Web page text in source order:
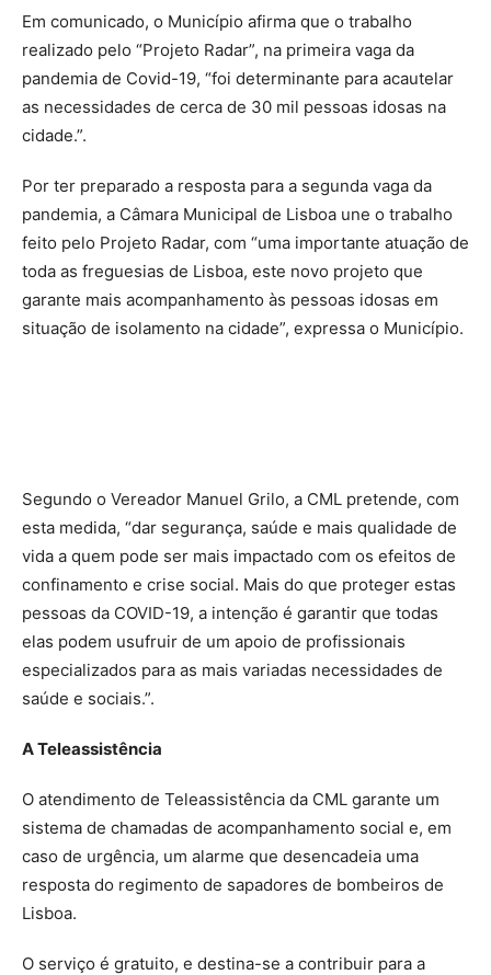
Em comunicado, o Município afirma que o trabalho
realizado pelo “Projeto Radar”, na primeira vaga da
pandemia de Covid-19, “foi determinante para acautelar
as necessidades de cerca de 30 mil pessoas idosas na
cidade.”.
Por ter preparado a resposta para a segunda vaga da
pandemia, a Câmara Municipal de Lisboa une o trabalho
feito pelo Projeto Radar, com “uma importante atuação de
toda as freguesias de Lisboa, este novo projeto que
garante mais acompanhamento às pessoas idosas em
situação de isolamento na cidade”, expressa o Município.
Segundo o Vereador Manuel Grilo, a CML pretende, com
esta medida, “dar segurança, saúde e mais qualidade de
vida a quem pode ser mais impactado com os efeitos de
confinamento e crise social. Mais do que proteger estas
pessoas da COVID-19, a intenção é garantir que todas
elas podem usufruir de um apoio de profissionais
especializados para as mais variadas necessidades de
saúde e sociais.”.
A Teleassistência
O atendimento de Teleassistência da CML garante um
sistema de chamadas de acompanhamento social e, em
caso de urgência, um alarme que desencadeia uma
resposta do regimento de sapadores de bombeiros de
Lisboa.
O serviço é gratuito, e destina-se a contribuir para a